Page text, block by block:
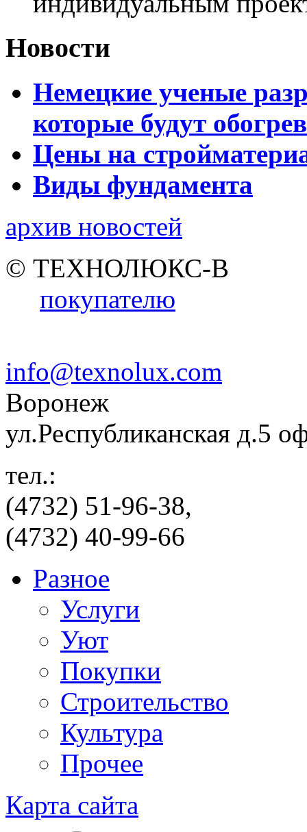
Новости
Немецкие ученые
которые будут
Цены на
Виды фундамента
архив новостей
© ТЕХНОЛЮКС-В
покупателю
info@texnolux.com
Воронеж
ул.Республиканская д.5
тел.:
(4732) 51-96-38,
(4732) 40-99-66
Разное
Услуги
Уют
Покупки
Строительство
Культура
Прочее
Карта сайта